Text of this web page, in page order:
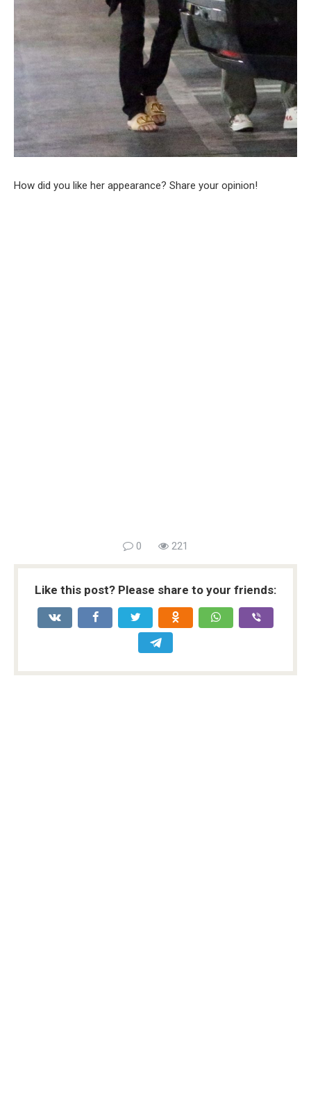
How did you like her appearance? Share your opinion!
0 221
Like this post? Please share to your friends: